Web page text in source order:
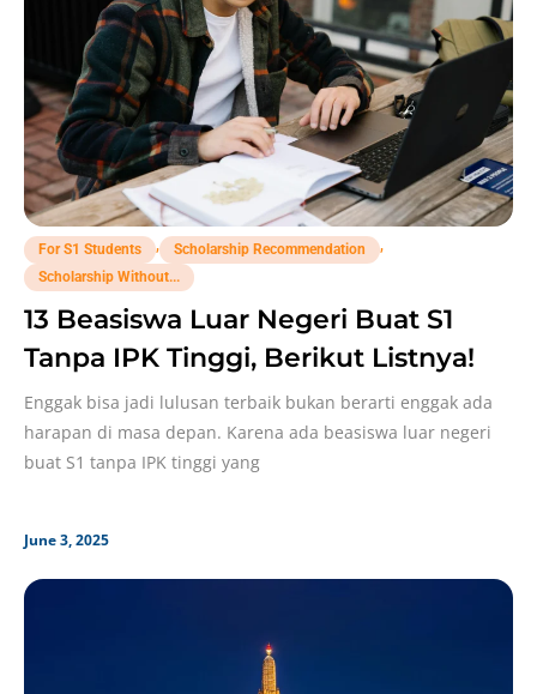
For S1 Students , Scholarship Recommendation
,
Scholarship Without...
13 Beasiswa Luar Negeri Buat S1
Tanpa IPK Tinggi, Berikut Listnya!
Enggak bisa jadi lulusan terbaik bukan berarti enggak ada
harapan di masa depan. Karena ada beasiswa luar negeri
buat S1 tanpa IPK tinggi yang
June 3, 2025